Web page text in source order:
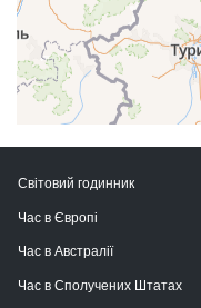
Світовий годинник
Час в Європі
Час в Австралії
Час в Сполучених Штатах